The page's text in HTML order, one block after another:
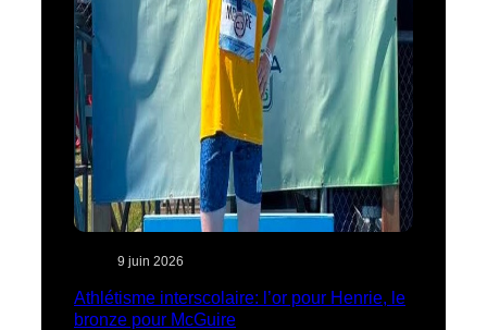
9 juin 2026
Athlétisme interscolaire: l’or pour Henrie, le
bronze pour McGuire